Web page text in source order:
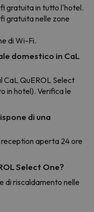
gratuita in tutto l'hotel.
gratuita nelle zone
di Wi-Fi.
domestico in CaL
CaL QuEROL Select
in hotel). Verifica le
di una
reception aperta 24 ore
Select One?
di riscaldamento nelle